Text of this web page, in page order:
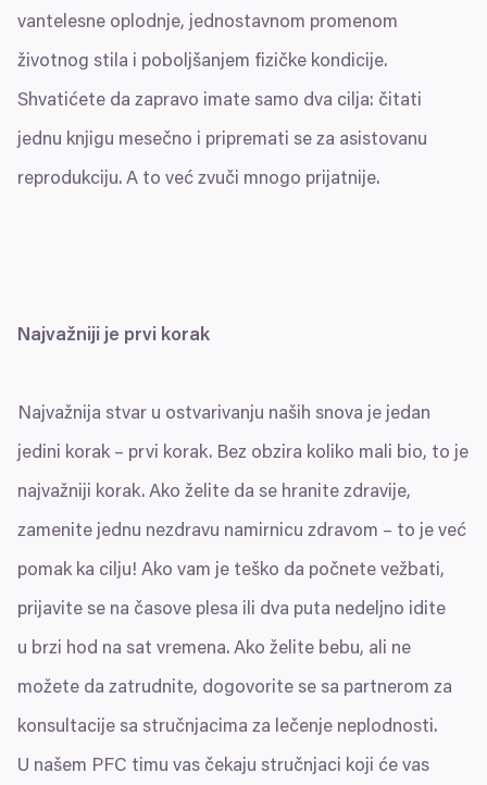
vantelesne oplodnje, jednostavnom promenom
životnog stila i poboljšanjem fizičke kondicije.
Shvatićete da zapravo imate samo dva cilja: čitati
jednu knjigu mesečno i pripremati se za asistovanu
reprodukciju. A to već zvuči mnogo prijatnije.
Najvažniji je prvi korak
Najvažnija stvar u ostvarivanju naših snova je jedan
jedini korak – prvi korak. Bez obzira koliko mali bio, to je
najvažniji korak. Ako želite da se hranite zdravije,
zamenite jednu nezdravu namirnicu zdravom – to je već
pomak ka cilju! Ako vam je teško da počnete vežbati,
prijavite se na časove plesa ili dva puta nedeljno idite
u brzi hod na sat vremena. Ako želite bebu, ali ne
možete da zatrudnite, dogovorite se sa partnerom za
konsultacije sa stručnjacima za lečenje neplodnosti.
U našem PFC timu vas čekaju stručnjaci koji će vas